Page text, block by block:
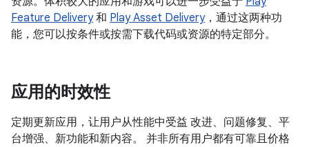
Feature Delivery和 Play Asset Delivery，通过这两种功
能，您可以按条件或按需下载代码或资源的特定部分。
应用的时效性
定期更新应用，让用户从性能中受益 改进、问题修复、平
台增强、新功能和新内容。 并非所有用户都有可靠且价格